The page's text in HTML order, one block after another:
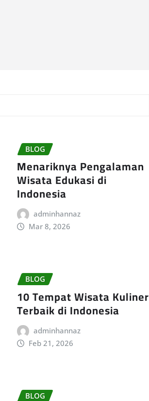
BLOG
Menariknya Pengalaman
Wisata Edukasi di
Indonesia
adminhannaz
Mar 8, 2026
BLOG
10 Tempat Wisata Kuliner
Terbaik di Indonesia
adminhannaz
Feb 21, 2026
BLOG